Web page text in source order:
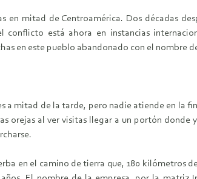
mitad de Centroamérica. Dos décadas
está ahora en instancias
en este pueblo abandonado con el nombre
mitad de la tarde, pero nadie atiende en la
orejas al ver visitas llegar a un portón donde
en el camino de tierra que, 180 kilómetros